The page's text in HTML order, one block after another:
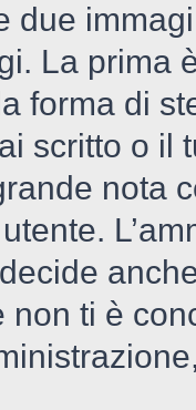
due
La prima
forma di
scritto o il
nota
ti è